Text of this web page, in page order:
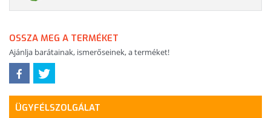
OSSZA MEG A TERMÉKET
Ajánlja barátainak, ismerőseinek, a terméket!
ÜGYFÉLSZOLGÁLAT